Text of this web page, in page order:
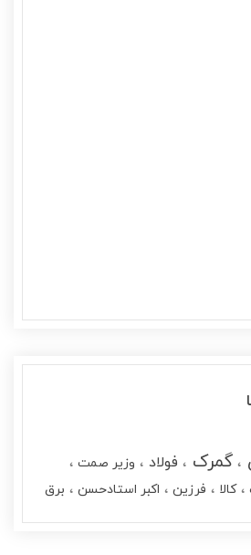
گمرک فولاد
وزیر صمت
کالا فرزین اکبر استادحسن برق